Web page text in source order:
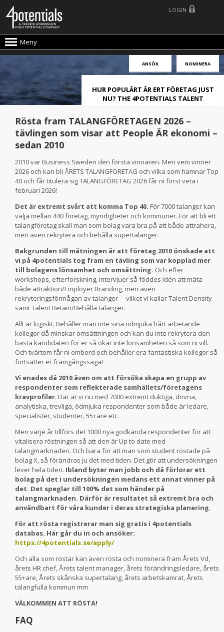
Meny
LOGIN
ANSÖK NOMINERA
HUR POPULÄRT ÄR ERT FÖRETAG JUST
NU? THE 4POTENTIALS TALENT
Rösta fram TALANGFÖRETAGEN 2026 –
tävlingen som visar att People ÄR ekonomi –
sedan 2010
2010 var Business Sweden den första vinnaren. Men vem vinner
2026 och kan bli ÅRETS TALANGFÖRETAG och vilka som hamnar Top
40 och får titulera sig TALANGFÖRETAG 2026 får ni först veta i
februari 2026!
Det är extremt svårt att komma Top 40. För 7000 talanger kan
välja mellan 440 företag, myndigheter och kommuner. För att bli ett
talangföretag skall man som bolag vara bra på att både attrahera,
men även rekrytera och behålla supertalanger.
Bakgrunden till mätningen är att företag 2010 önskade att
vi på 4potentials tog fram en tävling som var kopplad mer
till bolagens lönsamhet och omsättning. Och efter
workshops, efterforskning, intervjuer så föddes idén att mäta
både attraktion/Employer Branding, men även
rekryteringsförmågan av talanger – vilket vi kallar Talent Density
samt Talent Retain/Behålla talanger.
Allt är logiskt. Behåller man inte sina ödmjuka hårt arbetande
kollegor då minskar omsättningen och kan du inte rekrytera den
bästa kandidaten för er så ökar inte lönsamheten så som ni vill.
Och tvärtom får ni ombord och behåller era fantastiska kollegor så
fortsätter er framgångssaga!
Vi enades då 2010 även om att försöka skapa en grupp av
respondenter som reflekterade samhällets/företagens
kravprofiler. Där är vi nu med 7000 extremt duktiga, drivna,
analytiska, trevliga, ödmjuka respondenter som både är ledare,
specialister, studenter, 55+are etc.
Men varje år tillförs det 1000 nya godkända respondenter för att
vitalisera röstningen så att den är Up to date med
talangmarknaden. Och bara för att man som student röstade på
bolag X, så förändras ju det med tiden. Det gör att undersökningen
lever hela tiden. Ibland byter man jobb och då förlorar ett
bolag på det i undersökningen medans ett annat vinner på
det. Det speglar till 100% det som händer på
talangmarknaden. Därför är resultatet så extremt bra och
användbart för våra kunder i deras strategiska planering.
För att rösta registrerar man sig gratis i 4potentials
databas. Här går du in och ansöker:
https://4potentials.se/apply/
Och alla som röstar kan även rösta och nominera fram Årets Vd,
årets HR chef, Årets talent manager, årets förändringsledare, årets
55+are, Årets skånska supertalang, årets arbetskamrat, Årets
talangfulla kommun mm
VÄLKOMMEN ATT RÖSTA!
FAQ